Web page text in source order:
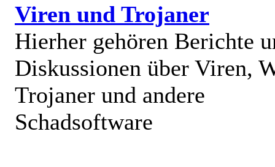
Viren und Trojaner
Hierher gehören Berichte
Diskussionen über Viren,
Trojaner und andere
Schadsoftware